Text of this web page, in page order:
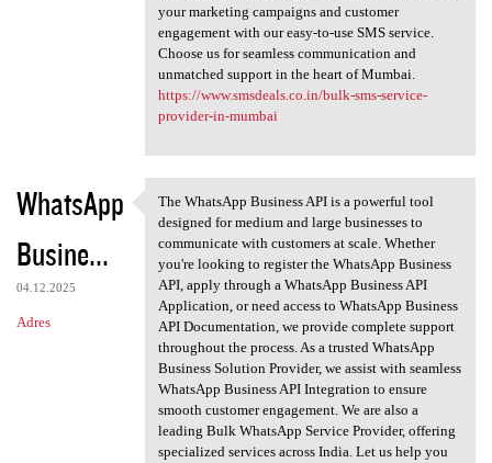
your marketing campaigns and customer
engagement with our easy-to-use SMS service.
Choose us for seamless communication and
unmatched support in the heart of Mumbai.
https://www.smsdeals.co.in/bulk-sms-service-
provider-in-mumbai
WhatsApp
Busine...
04.12.2025
Adres
The WhatsApp Business API is
The WhatsApp Business API is a powerful tool
designed for medium and large businesses to
communicate with customers at scale. Whether
you're looking to register the WhatsApp Business
API, apply through a WhatsApp Business API
Application, or need access to WhatsApp Business
API Documentation, we provide complete support
throughout the process. As a trusted WhatsApp
Business Solution Provider, we assist with seamless
WhatsApp Business API Integration to ensure
smooth customer engagement. We are also a
leading Bulk WhatsApp Service Provider, offering
specialized services across India. Let us help you